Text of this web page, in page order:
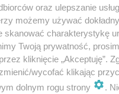
oraz ulepszanie
możemy używać
skanować charakterystykę
Twoją prywatność,
kliknięcie „Akceptuję”.
wycofać klikając
dolnym rogu strony
.